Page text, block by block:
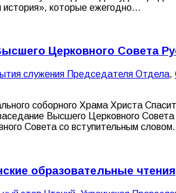
история», которые ежегодно…
Церковного Совета
служения Председателя Отдела,
соборного Храма Христа
Высшего Церковного
Совета со вступительным
образовательные чтения